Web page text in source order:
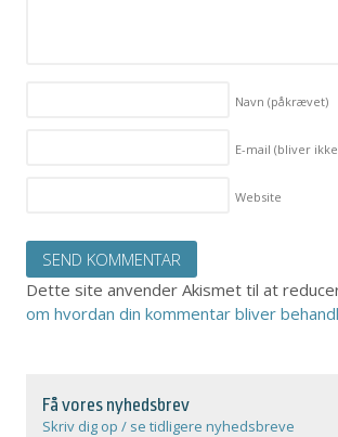
Navn(påkrævet)
E-mail (bliver
Website
Dette site anvender Akismet til at
om hvordan din kommentar bliver
Få vores nyhedsbrev
Skriv dig op / se tidligere nyhedsbreve